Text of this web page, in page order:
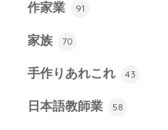
作家業 91
家族 70
手作りあれこれ 43
日本語教師業 58